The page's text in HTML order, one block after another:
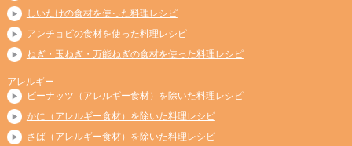
しいたけの食材を使った料理レシピ
アンチョビの食材を使った料理レシピ
ねぎ・玉ねぎ・万能ねぎの食材を使った料理レシピ
アレルギー
ピーナッツ（アレルギー食材）を除いた料理レシピ
かに（アレルギー食材）を除いた料理レシピ
さば（アレルギー食材）を除いた料理レシピ